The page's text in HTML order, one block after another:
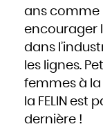
ans comme
encourager
dans
les lignes.
femmes à
la FELIN est
dernière !